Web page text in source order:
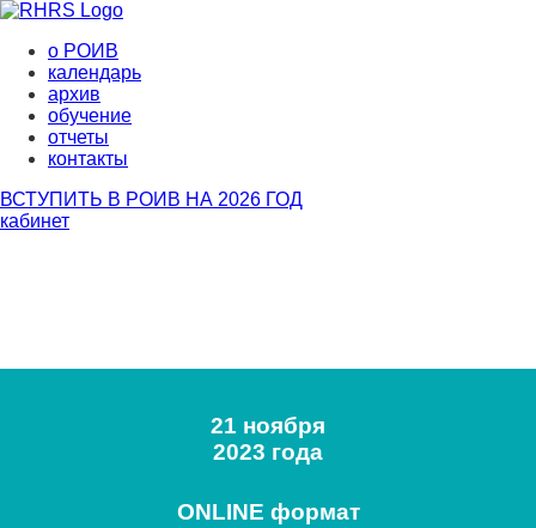
о РОИВ
календарь
архив
обучение
отчеты
контакты
ВСТУПИТЬ В РОИВ НА 2026 ГОД
кабинет
21 ноября
2023 года
ONLINE формат